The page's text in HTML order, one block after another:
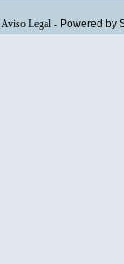
Aviso Legal- Powered by